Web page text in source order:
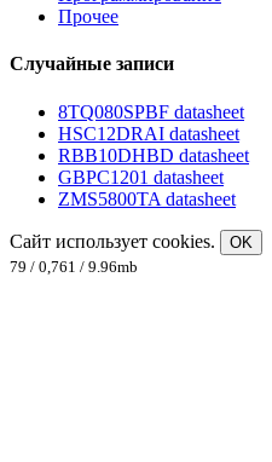
Прочее
Случайные записи
8TQ080SPBF datasheet
HSC12DRAI datasheet
RBB10DHBD datasheet
GBPC1201 datasheet
ZMS5800TA datasheet
Сайт использует cookies.
OK
79 / 0,761 / 9.96mb